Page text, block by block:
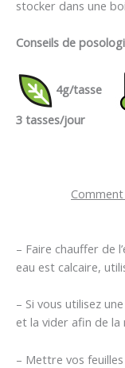
stocker dans une
Conseils de
4g/tasse
3 tasses/jour
– Faire chauffer de
eau est calcaire,
– Si vous utilisez
et la vider afin de
– Mettre vos